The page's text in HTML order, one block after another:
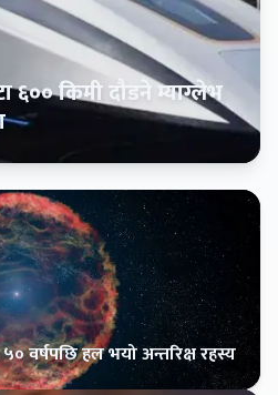
६०० किमी दौडने म्याग्लेभ
वर्षपछि हल भयो अन्तरिक्ष रहस्य